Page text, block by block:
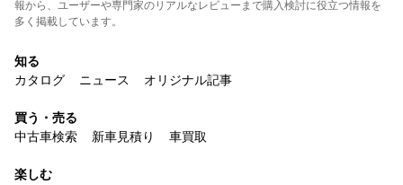
報から、ユーザーや専門家のリアルなレビューまで購入検討に役立つ情報を
多く掲載しています。
知る
カタログ
ニュース オリジナル記事
買う・売る
中古車検索
新車見積り 車買取
楽しむ